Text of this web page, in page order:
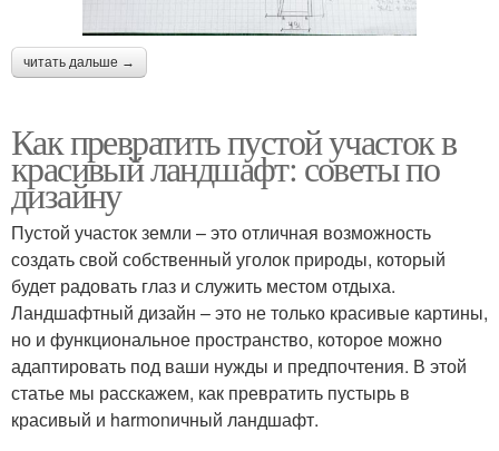
читать дальше →
Как превратить пустой участок в
красивый ландшафт: советы по
дизайну
Пустой участок земли – это отличная возможность
создать свой собственный уголок природы, который
будет радовать глаз и служить местом отдыха.
Ландшафтный дизайн – это не только красивые картины,
но и функциональное пространство, которое можно
адаптировать под ваши нужды и предпочтения. В этой
статье мы расскажем, как превратить пустырь в
красивый и harmonичный ландшафт.